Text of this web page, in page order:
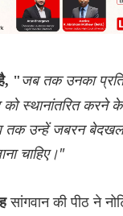
" जब तक उनका
स्थानांतरित करने के
तक उन्हें जबरन
चाहिए।"
सांगवान की पीठ ने